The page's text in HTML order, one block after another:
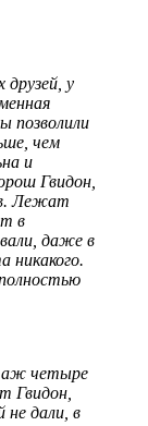
друзей, у
позволили
чем
и
Гвидон,
Лежат
в
даже в
никакого.
аж четыре
Гвидон,
не дали, в